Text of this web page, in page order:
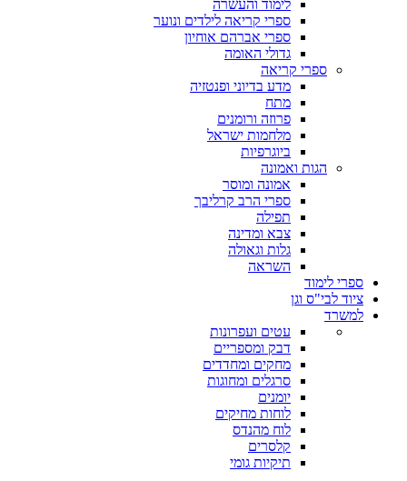
לימוד והעשרה
ספרי קריאה לילדים ונוער
ספרי אברהם אוחיון
גדולי האומה
ספרי קריאה
מדע בדיוני ופנטזיה
מתח
פרוזה ורומנים
מלחמות ישראל
ביוגרפיות
הגות ואמונה
אמונה ומוסר
ספרי הרב קרליבך
תפילה
צבא ומדינה
גלות וגאולה
השראה
ספרי לימוד
ציוד לבי"ס וגן
למשרד
עטים ועפרונות
דבק ומספריים
מחקים ומחדדים
סרגלים ומחוגות
יומנים
לוחות מחיקים
לוח מהנדס
קלסרים
תיקיות גומי